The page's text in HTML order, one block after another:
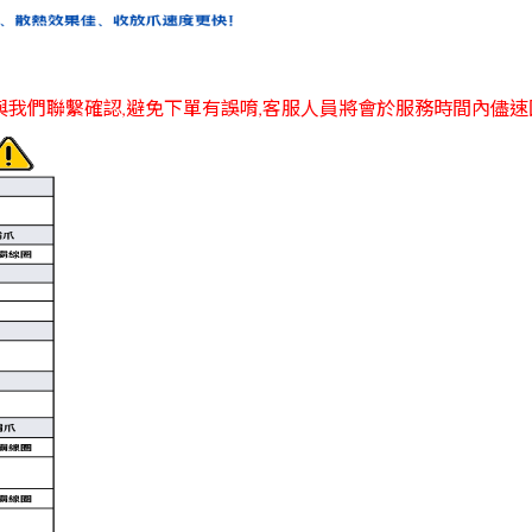
們聯繫確認,避免下單有誤唷,客服人員將會於服務時間內儘